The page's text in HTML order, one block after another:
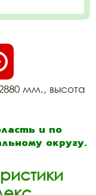
мм., высота
и по
округу.